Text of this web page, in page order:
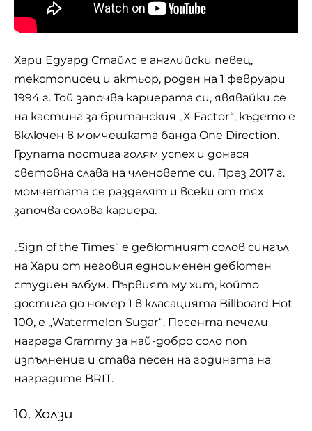
Хари Едуард Стайлс е английски певец,
текстописец и актьор, роден на 1 февруари
1994 г. Той започва кариерата си, явявайки се
на кастинг за британския „X Factor“, където е
включен в момчешката банда One Direction.
Групата постига голям успех и донася
световна слава на членовете си. През 2017 г.
момчетата се разделят и всеки от тях
започва солова кариера.
„Sign of the Times“ е дебютният солов сингъл
на Хари от неговия едноименен дебютен
студиен албум. Първият му хит, който
достига до номер 1 в класацията Billboard Hot
100, е „Watermelon Sugar“. Песента печели
награда Grammy за най-добро соло поп
изпълнение и става песен на годината на
наградите BRIT.
10. Холзи